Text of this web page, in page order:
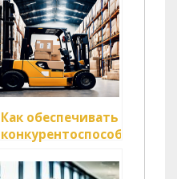
Как обеспечивать
конкурентоспособность
услуг